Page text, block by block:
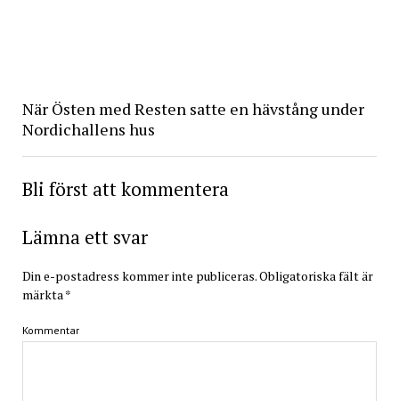
När Östen med Resten satte en hävstång under
Nordichallens hus
Bli först att kommentera
Lämna ett svar
Din e-postadress kommer inte publiceras.Obligatoriska fält är
märkta*
Kommentar